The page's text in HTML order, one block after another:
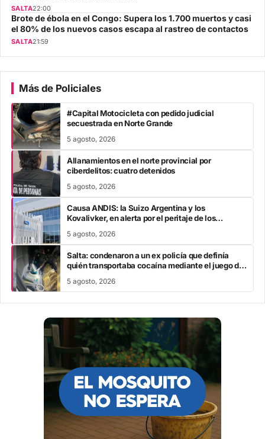
SALTA22:00
Brote de ébola en el Congo: Supera los 1.700 muertos y casi
el 80% de los nuevos casos escapa al rastreo de contactos
SALTA21:59
Más de Policiales
#Capital Motocicleta con pedido judicial
secuestrada en Norte Grande
5 agosto, 2026
Allanamientos en el norte provincial por
ciberdelitos: cuatro detenidos
5 agosto, 2026
Causa ANDIS: la Suizo Argentina y los
Kovalivker, en alerta por el peritaje de los
5 agosto, 2026
Salta: condenaron a un ex policía que definía
quién transportaba cocaína mediante el juego de
5 agosto, 2026